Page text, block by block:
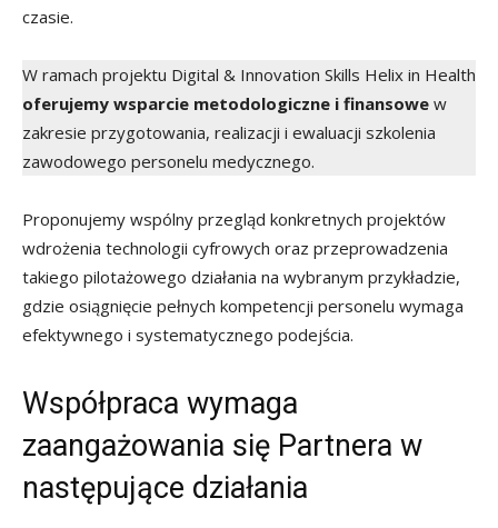
czasie.
W ramach projektu Digital & Innovation Skills Helix in Health
oferujemy wsparcie metodologiczne i finansowe w
zakresie przygotowania, realizacji i ewaluacji szkolenia
zawodowego personelu medycznego.
Proponujemy wspólny przegląd konkretnych projektów
wdrożenia technologii cyfrowych oraz przeprowadzenia
takiego pilotażowego działania na wybranym przykładzie,
gdzie osiągnięcie pełnych kompetencji personelu wymaga
efektywnego i systematycznego podejścia.
Współpraca wymaga
zaangażowania się Partnera w
następujące działania